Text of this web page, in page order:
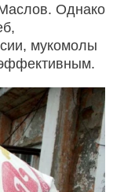
Однако
мукомолы